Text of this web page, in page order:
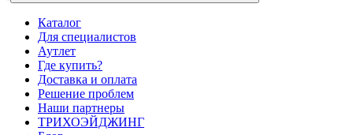
Каталог
Для специалистов
Аутлет
Где купить?
Доставка и оплата
Решение проблем
Наши партнеры
ТРИХОЭЙДЖИНГ